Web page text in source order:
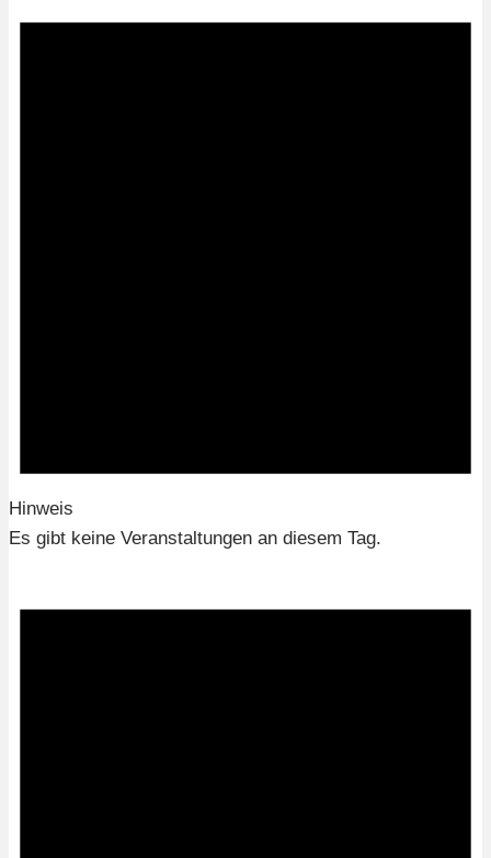
Hinweis
Es gibt keine Veranstaltungen an diesem Tag.